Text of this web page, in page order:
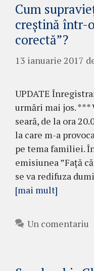
Cum
creștină într-
corectă”?
13 ianuarie 2017
UPDATE
urmări mai jos.
seară, de la ora
la care m-a
pe tema familiei.
emisiunea ”Față
se va redifuza
[mai mult]
Un comentariu